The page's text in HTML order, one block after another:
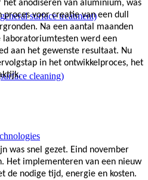
surface treatment)
cleaning)
anodiseren van aluminium, was
voor creatie van een dull
Na een aantal maanden
laboratoriumtesten werd een
aan het gewenste resultaat. Nu
in het ontwikkelproces, het
was snel gezet. Eind november
Het implementeren van een nieuw
de nodige tijd, energie en kosten.